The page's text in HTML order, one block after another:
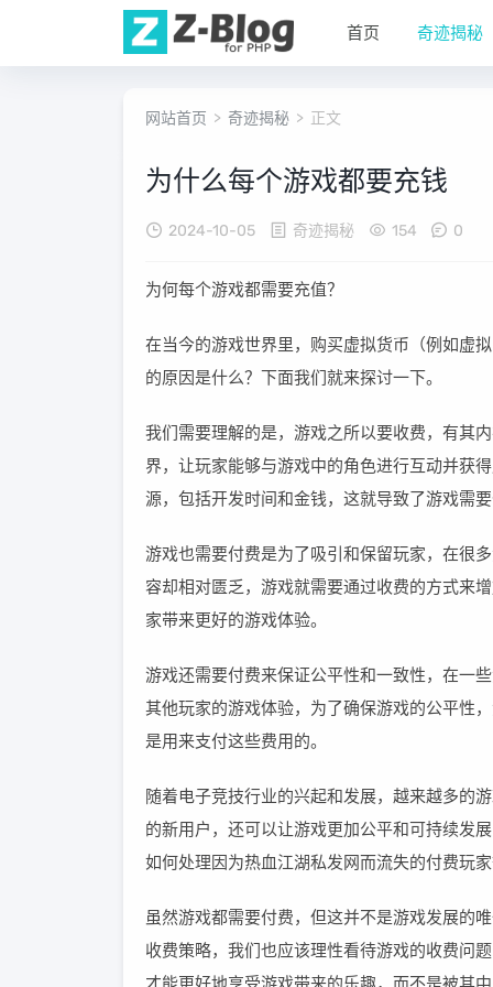
首页 奇迹揭秘
网站首页 > 奇迹揭秘 > 正文
为什么每个游戏都要充钱
2024-10-05 奇迹揭秘 154 0
为何每个游戏都需要充值？
在当今的游戏世界里，购买虚拟货币（例如虚
的原因是什么？下面我们就来探讨一下。
我们需要理解的是，游戏之所以要收费，有其
界，让玩家能够与游戏中的角色进行互动并获
源，包括开发时间和金钱，这就导致了游戏需
游戏也需要付费是为了吸引和保留玩家，在很
容却相对匮乏，游戏就需要通过收费的方式来
家带来更好的游戏体验。
游戏还需要付费来保证公平性和一致性，在一
其他玩家的游戏体验，为了确保游戏的公平性
是用来支付这些费用的。
随着电子竞技行业的兴起和发展，越来越多的
的新用户，还可以让游戏更加公平和可持续发
如何处理因为热血江湖私发网而流失的付费玩
虽然游戏都需要付费，但这并不是游戏发展的
收费策略，我们也应该理性看待游戏的收费问